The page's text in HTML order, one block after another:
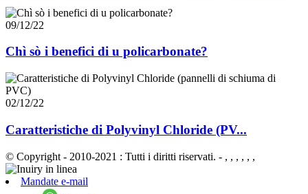
09/12/22
Chì sò i benefici di u policarbonate?
02/12/22
Caratteristiche di Polyvinyl Chloride (PV...
© Copyright - 2010-2021 : Tutti i diritti riservati. - , , , , , ,
Mandate e-mail